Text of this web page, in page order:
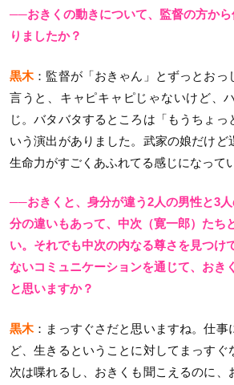
──おきくの動きについて、監督の方か
りましたか？
黒木：監督が「おきゃん」とずっとおっ
言うと、キャピキャピじゃないけど、
じ。バタバタするところは「もうちょっ
いう演出がありました。武家の娘だけど
生命力がすごくあふれてる感じになって
──おきくと、身分が違う2人の男性と3
分の違いもあって、中次（寛一郎）たち
い。それでも中次の内なる尊さを見つけ
ないコミュニケーションを通じて、おき
と思いますか？
黒木：まっすぐさだと思いますね。仕事
ど、生きるということに対してまっすぐ
次は喋れるし、おきくも聞こえるのに、